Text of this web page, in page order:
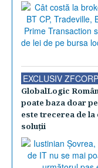
EXCLUSIV
GlobalLogic
poate baza doar
este trecerea de
soluţii